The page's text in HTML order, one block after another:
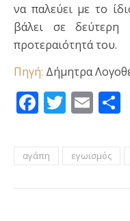
να παλεύει με το
βάλει σε
προτεραιότητά του.
Πηγή: Δήμητρα
Facebook
Twitter
αγάπη εγωισμός